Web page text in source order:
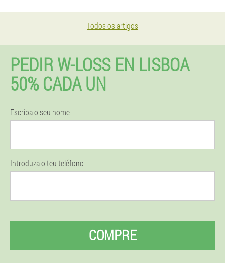
Todos os artigos
PEDIR W-LOSS EN LISBOA
50% CADA UN
Escriba o seu nome
Introduza o teu teléfono
COMPRE